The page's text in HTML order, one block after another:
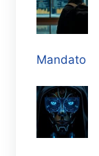
Mandato